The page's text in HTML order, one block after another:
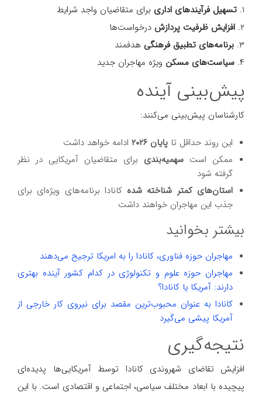
۱. تسهیل فرآیندهای اداری برای متقاضیان واجد شرایط
۲. افزایش ظرفیت پردازش درخواست‌ها
۳. برنامه‌های تطبیق فرهنگی هدفمند
۴. سیاست‌های مسکن ویژه مهاجران جدید
پیش‌بینی آینده
کارشناسان پیش‌بینی می‌کنند:
این روند حداقل تا پایان ۲۰۲۶
ادامه خواهد داشت
ممکن است سهمیه‌بندی برای متقاضیان آمریکایی در نظر
گرفته شود
استان‌های کمتر شناخته شده کانادا برنامه‌های ویژه‌ای برای
جذب این مهاجران خواهند داشت
بیشتر بخوانید
مهاجران حوزه فناوری، کانادا را به امریکا ترجیح می‌دهند
مهاجران حوزه علوم و تکنولوژی در کدام کشور آینده بهتری
دارند: آمریکا یا کانادا؟
کانادا به عنوان محبوب‌ترین مقصد برای نیروی کار خارجی از
آمریکا پیشی می‌گیرد
نتیجه‌گیری
افزایش تقاضای شهروندی کانادا توسط آمریکایی‌ها پدیده‌ای
پیچیده با ابعاد مختلف سیاسی، اجتماعی و اقتصادی است. با این